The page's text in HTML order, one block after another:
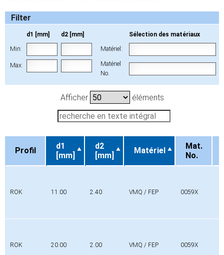
Filter
d1 [mm] d2 [mm]
Min:
Max:
Sélection des matériaux
Matériel:
Matériel
No.
Afficher éléments
Profil
d1
[mm]
d2
[mm]
Matériel
Mat.
No.
ROK 11.00 2.40 VMQ / FEP 0059X
ROK 20.00 2.00 VMQ / FEP 0059X